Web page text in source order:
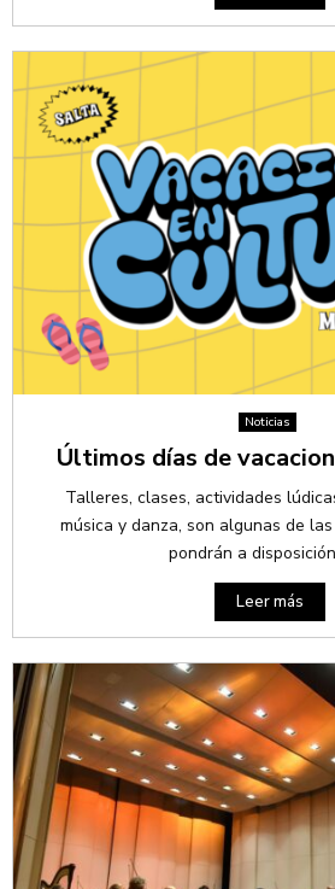
Noticias
Últimos días de
Talleres, clases, actividades
música y danza, son algunas de
pondrán a
Leer más